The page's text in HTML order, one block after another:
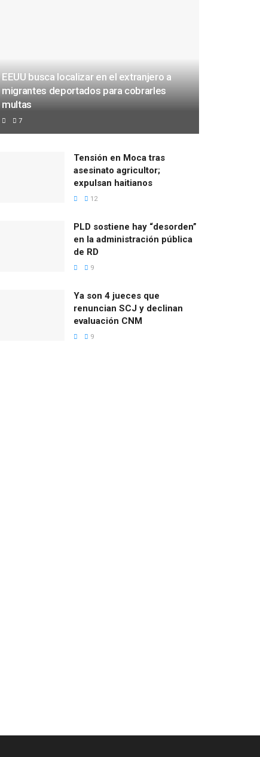
EEUU busca localizar en el extranjero a
migrantes deportados para cobrarles
multas
7
Tensión en Moca tras
asesinato agricultor;
expulsan haitianos
12
PLD sostiene hay “desorden”
en la administración pública
de RD
9
Ya son 4 jueces que
renuncian SCJ y declinan
evaluación CNM
9